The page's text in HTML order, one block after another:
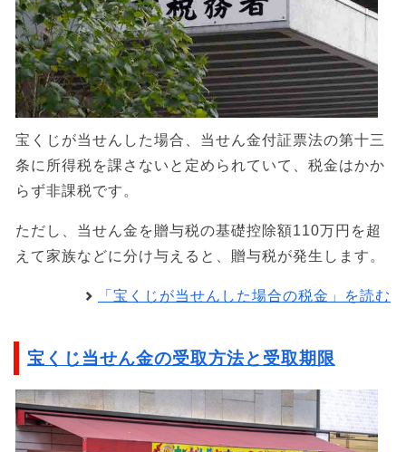
宝くじが当せんした場合、当せん金付証票法の第十三
条に所得税を課さないと定められていて、税金はかか
らず非課税です。
ただし、当せん金を贈与税の基礎控除額110万円を超
えて家族などに分け与えると、贈与税が発生します。
「宝くじが当せんした場合の税金」を読む
宝くじ当せん金の受取方法と受取期限